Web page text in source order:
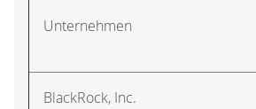
Unternehmen
BlackRock, Inc.